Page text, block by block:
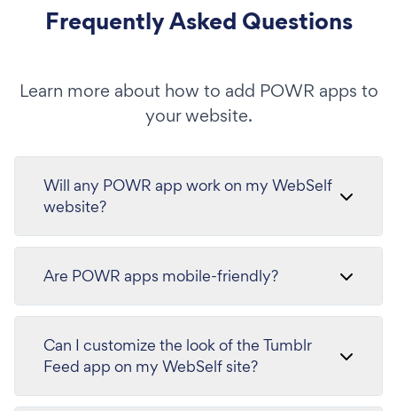
Frequently Asked Questions
Learn more about how to add POWR apps to
your website.
Will any POWR app work on my WebSelf
website?
Are POWR apps mobile-friendly?
Can I customize the look of the Tumblr
Feed app on my WebSelf site?